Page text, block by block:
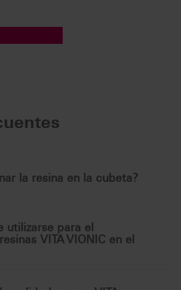
la resina en la cubeta?
utilizarse para el
VITA VIONIC en el